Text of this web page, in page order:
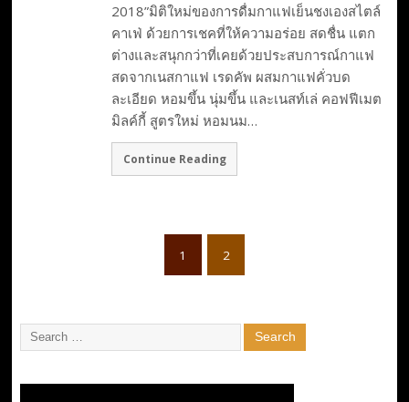
2018”มิติใหม่ของการดื่มกาแฟเย็นชงเองสไตล์
คาเฟ่ ด้วยการเชคที่ให้ความอร่อย สดชื่น แตก
ต่างและสนุกกว่าที่เคยด้วยประสบการณ์กาแฟ
สดจากเนสกาแฟ เรดคัพ ผสมกาแฟคั่วบด
ละเอียด หอมขึ้น นุ่มขึ้น และเนสท์เล่ คอฟฟีเมต
มิลค์กี้ สูตรใหม่ หอมนม…
Continue Reading
1 2